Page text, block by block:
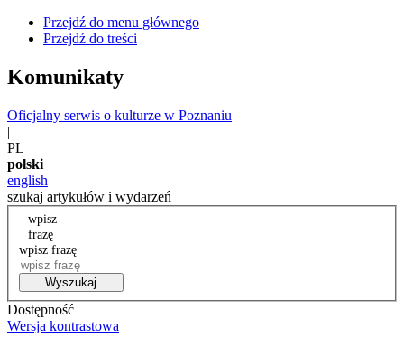
Przejdź do menu głównego
Przejdź do treści
Komunikaty
Oficjalny serwis o kulturze w Poznaniu
|
PL
polski
english
szukaj artykułów i wydarzeń
wpisz
frazę
wpisz frazę
Wyszukaj
Dostępność
Wersja kontrastowa